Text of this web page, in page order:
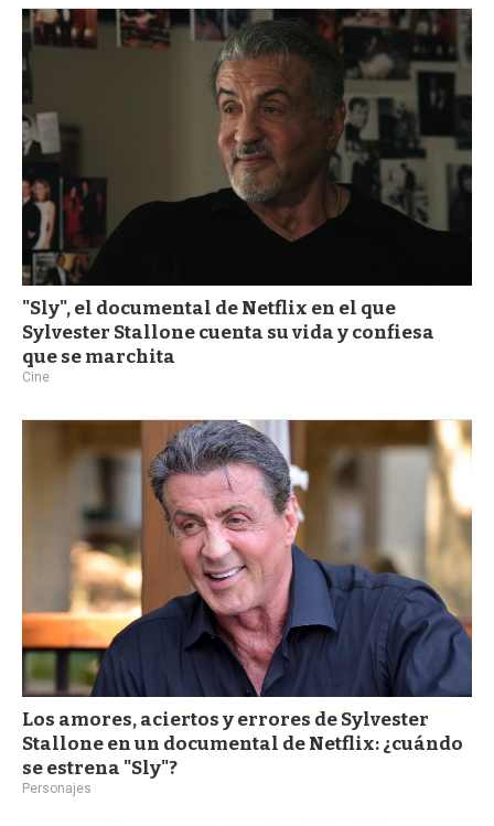
"Sly", el documental de Netflix en el que
Sylvester Stallone cuenta su vida y confiesa
que se marchita
Cine
Los amores, aciertos y errores de Sylvester
Stallone en un documental de Netflix: ¿cuándo
se estrena "Sly"?
Personajes